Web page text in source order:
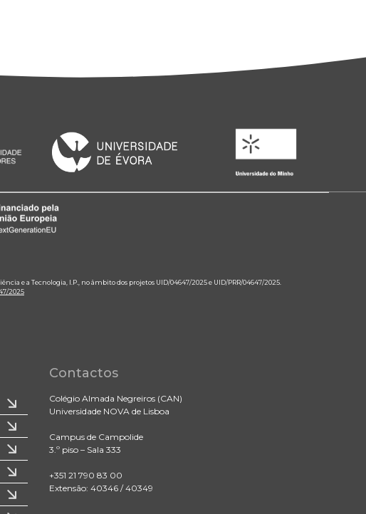
e a Tecnologia, I.P., no âmbito dos projetos UID/04647/2025 e UID/PRR/04647/2025.
2025
Contactos
Colégio Almada Negreiros (CAN)
Universidade NOVA de Lisboa
Campus de Campolide
3.º piso – Sala 333
+351 21 790 83 00
Extensão: 40346 / 40349